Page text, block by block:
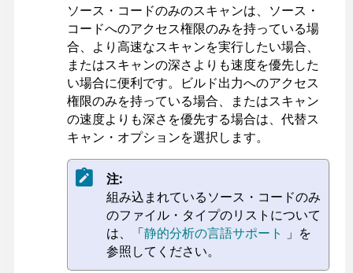
ソース・コードのみのスキャンは、ソース・
コードへのアクセス権限のみを持っている場
合、より高速なスキャンを実行したい場合、
またはスキャンの深さよりも速度を優先した
い場合に便利です。ビルド出力へのアクセス
権限のみを持っている場合、またはスキャン
の速度よりも深さを優先する場合は、代替ス
キャン・オプションを選択します。
注:
組み込まれているソース・コードのみ
のファイル・タイプのリストについて
は、「静的分析の言語サポート 」を
参照してください。